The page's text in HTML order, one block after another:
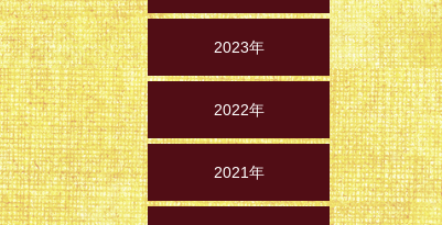
2023年
2022年
2021年